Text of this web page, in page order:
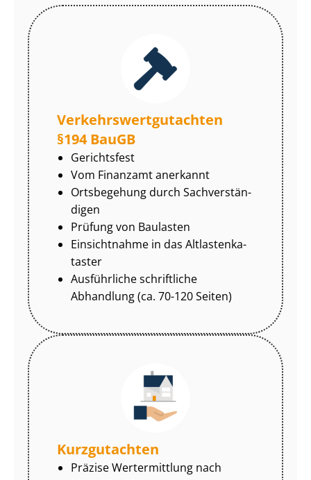
Ver­kehrs­wert­gut­ach­ten
§194 BauGB
Gerichtsfest
Vom Finanzamt anerkannt
Ortsbegehung durch Sach­ver­stän­
di­gen
Prüfung von Baulasten
Einsichtnahme in das Alt­las­ten­ka­
tas­ter
Ausführliche schriftliche
Abhandlung (ca. 70-120 Seiten)
Kurzgutachten
Präzise Wertermittlung nach